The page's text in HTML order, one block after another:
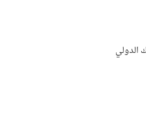
الدولي